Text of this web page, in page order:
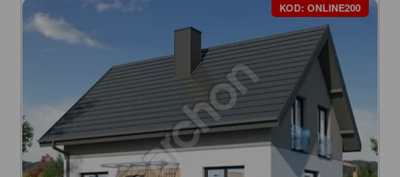
KOD: ONLINE200